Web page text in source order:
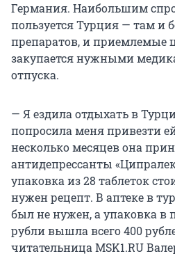
Германия. Наибольшим
пользуется Турция — там и
препаратов, и приемлемые
закупается нужными
отпуска.
— Я ездила отдыхать в
попросила меня привезти
несколько месяцев она
антидепрессанты
упаковка из 28 таблеток
нужен рецепт. В аптеке в
был не нужен, а упаковка в
рубли вышла всего 400
читательница MSK1.RU